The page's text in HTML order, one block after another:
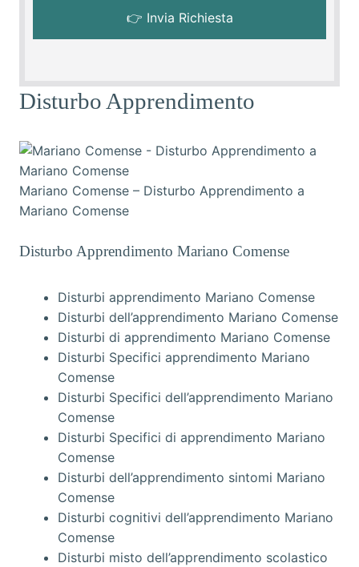
Disturbo Apprendimento
Mariano Comense – Disturbo Apprendimento a
Mariano Comense
Disturbo Apprendimento Mariano Comense
Disturbi apprendimento Mariano Comense
Disturbi dell’apprendimento Mariano Comense
Disturbi di apprendimento Mariano Comense
Disturbi Specifici apprendimento Mariano
Comense
Disturbi Specifici dell’apprendimento Mariano
Comense
Disturbi Specifici di apprendimento Mariano
Comense
Disturbi dell’apprendimento sintomi Mariano
Comense
Disturbi cognitivi dell’apprendimento Mariano
Comense
Disturbi misto dell’apprendimento scolastico